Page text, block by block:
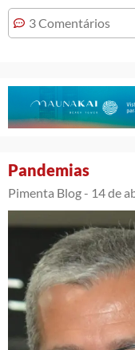
3 Comentários
Pandemias
Pimenta Blog - 14 de